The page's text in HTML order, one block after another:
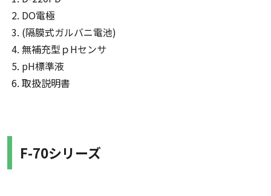
DO電極
(隔膜式ガルバニ電池)
無補充型ｐHセンサ
pH標準液
取扱説明書
F-70シリーズ